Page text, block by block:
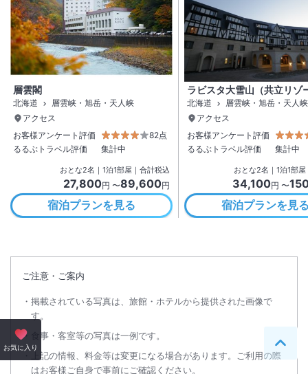
層雲閣
北海道
層雲峡・旭岳・天人峡
アクセス
お客様アンケート評価
82点
るるぶトラベル評価
集計中
おとな2名 ｜ 1泊1部屋｜合計税込
27,800円 〜89,600円
宿泊プランを見る
ラビスタ大雪山（共立リゾ
北海道
層雲峡・旭岳・天人峡
アクセス
お客様アンケート評価
るるぶトラベル評価
集計中
おとな2名 ｜ 1泊1部屋
34,100円 〜
宿泊プランを見
ご注意・ご案内
掲載されている写真は、旅館・ホテルから提供された画像で
す。
食事・客室等の写真は一例です。
上記の情報、料金等は変更になる場合があります。ご利用の際
はお客様ご自身で事前にご確認ください。
お気に入り ペー